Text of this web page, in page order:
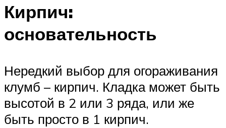
Кирпич:
основательность
Нередкий выбор для огораживания
клумб – кирпич. Кладка может быть
высотой в 2 или 3 ряда, или же
быть просто в 1 кирпич.